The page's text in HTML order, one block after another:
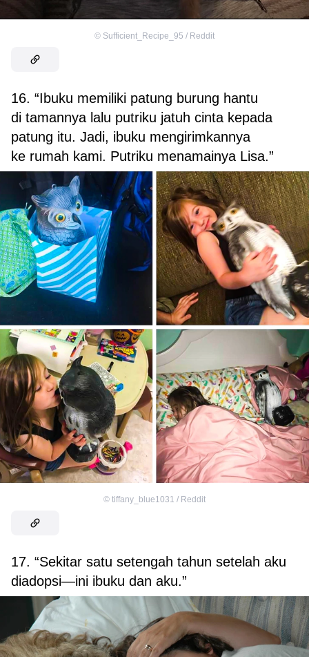
© Sufficient_Recipe_95 / Reddit
16. “Ibuku memiliki patung burung hantu
di tamannya lalu putriku jatuh cinta kepada
patung itu. Jadi, ibuku mengirimkannya
ke rumah kami. Putriku menamainya Lisa.”
© tiffany_blue1031 / Reddit
17. “Sekitar satu setengah tahun setelah aku
diadopsi—ini ibuku dan aku.”